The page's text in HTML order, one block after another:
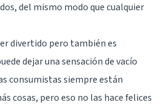
del mismo modo que cualquier
divertido pero también es
dejaruna sensación de vacío
consumistas siempre están
cosas, pero eso no las hace felices